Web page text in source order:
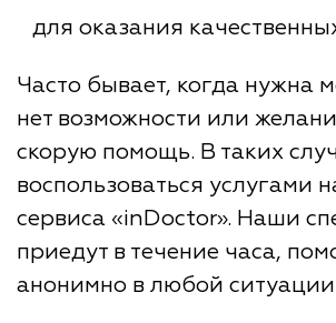
для оказания
Часто бывает, когда нужна
нет возможности или
скорую помощь. В таких
воспользоваться услугами
сервиса «inDoctor». Наши
приедут в течение часа,
анонимно в любой